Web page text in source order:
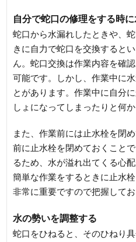
自分で蛇口の修理をする時
蛇口から水漏れしたときや、
きに自力で蛇口を交換すると
ん。蛇口交換は作業内容を確
可能です。しかし、作業中に
とがあります。作業中に自分
しょになってしまったりと何か
また、作業前には止水栓を閉
前に止水栓を閉めておくこと
るため、水が溢れ出てくる心
簡単な作業をするときに止水
非常に重要ですので把握してお
水の勢いを調整する
蛇口をひねると、そのひねり